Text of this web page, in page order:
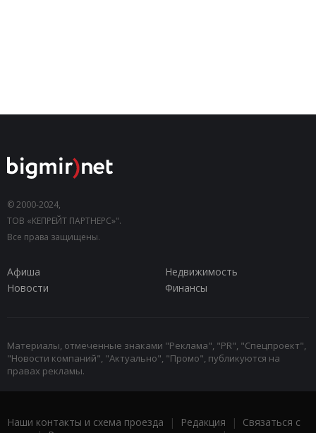
© 2000-2024,
ТОВ «КЕПРЕЙТ ПАРТНЕРС»".
Все права защищены.
Афиша
Недвижимость
Новости
Финансы
Материалы, отмеченные знаками "Реклама", "PR", "Спецпроект",
"Новости компаний", "Актуально", "Промо", публикуются на
правах рекламы.
Наши контакты и схема проезда | Редакция | Связаться с